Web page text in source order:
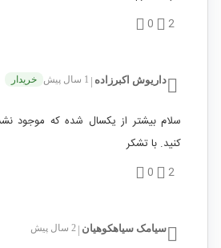
2
0
داریوش اکبرزاده 1 سال پیش خریدار
سلام بیشتر از یکسال شده که موجود
کنید. با تشکر
2
0
سیامک سیاهکوهیان 2 سال پیش